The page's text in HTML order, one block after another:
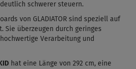
schwerer steuern.
von GLADIATOR sind speziell auf
Sie überzeugen durch geringes
Verarbeitung und
hat eine Länge von 292 cm, eine